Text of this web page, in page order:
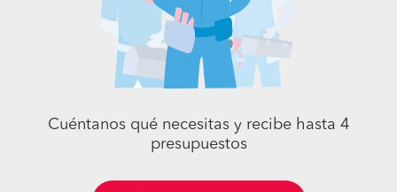
Cuéntanos qué necesitas y recibe hasta 4
presupuestos